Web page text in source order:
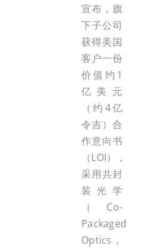
宣布，旗
下子公司
获得美国
客户一份
价值约1
亿美元
（约4亿
令吉）合
作意向书
（LOI），
采用共封
装光学
（Co-
Packaged
Optics，